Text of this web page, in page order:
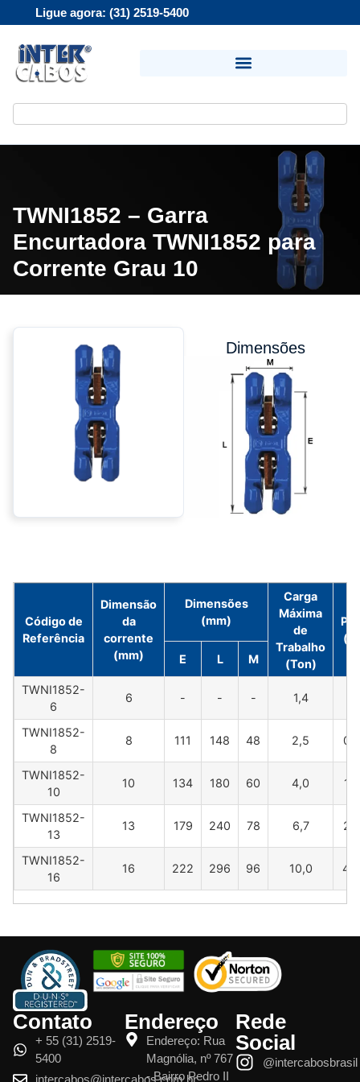
Ligue agora: (31) 2519-5400
TWNI1852 – Garra
Encurtadora TWNI1852 para
Corrente Grau 10
Dimensões
Código de
Referência
Dimensão
da
corrente
(mm)
Dimensões
(mm)
Carga
Máxima
de
Trabalho
(Ton)
E
L M
TWNI1852-
6
6 - - - 1,4
TWNI1852-
8
8 111 148 48 2,5
TWNI1852-
10
10 134 180 60 4,0
TWNI1852-
13
13 179 240 78 6,7
TWNI1852-
16
16 222 296 96 10,0
Contato
+ 55 (31) 2519-
5400
Endereço
Endereço: Rua
Magnólia, nº 767
- Bairro Pedro II
Rede
Social
@intercabosbrasil